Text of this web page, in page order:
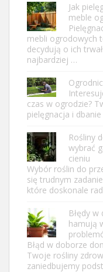
Jak
meble
mebli ogrodowych
decydują o ich
najbardziej …
czas w ogrodzie?
pielęgnacja i
Rośliny
wybrać
cieniu
Wybór roślin do
się trudnym
które doskonale
Błędy
hamują
Błąd w doborze
Twoje rośliny
zaniedbujemy